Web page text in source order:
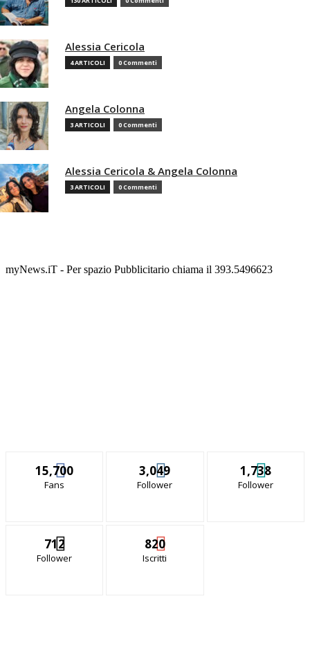
Alessia Cericola
4 ARTICOLI 0 Commenti
Angela Colonna
3 ARTICOLI 0 Commenti
Alessia Cericola & Angela Colonna
3 ARTICOLI 0 Commenti
myNews.iT - Per spazio Pubblicitario chiama il 393.5496623
15,700
Fans
3,049
Follower
1,738
Follower
712
Follower
820
Iscritti